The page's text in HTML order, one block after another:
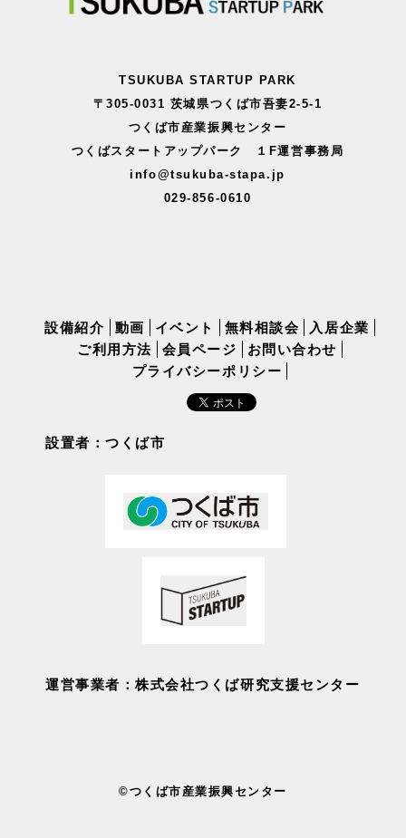
TSUKUBA STARTUP PARK
〒305-0031 茨城県つくば市吾妻2-5-1
つくば市産業振興センター
つくばスタートアップパーク １F運営事務局
info@tsukuba-stapa.jp
029-856-0610
設備紹介 動画 イベント 無料相談会
入居企業
ご利用方法
会員ページ
お問い合わせ
プライバシーポリシー
設置者：つくば市
運営事業者：株式会社つくば研究支援センター
©つくば市産業振興センター